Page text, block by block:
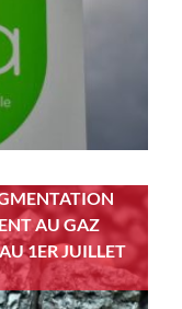
AU GAZ
1ER JUILLET